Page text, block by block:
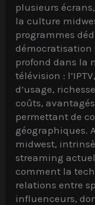
plusieurs
la culture
programmes
démocratisation
profond dans la
télévision :
d’usage,
coûts,
permettant de
géographiques.
midwest,
streaming
comment la
relations entre
influenceurs,